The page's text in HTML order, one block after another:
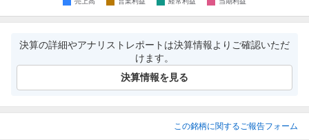
決算の詳細やアナリストレポートは決算情報よりご確認いただ
けます。
決算情報を見る
この銘柄に関するご報告フォーム